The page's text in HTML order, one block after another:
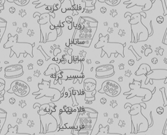
رفلکس گربه
رویال کنین
سانابل
سانال گربه
شسیر گربه
فلاتازور
فلامینگو گربه
فریسکیز